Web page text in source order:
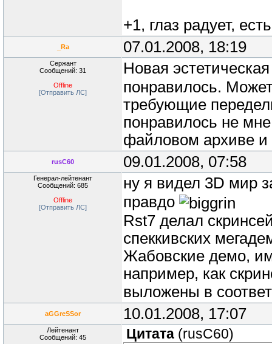
+1, глаз радует,
_Ra 07.01.2008, 18:19
Сержант
Сообщений: 31
Offline
[Отправить ЛС]
Новая
понравилось.
требующие
понравилось не
файловом архиве и
rusC60 09.01.2008, 07:58
Генерал-лейтенант
Сообщений: 685
Offline
[Отправить ЛС]
ну я видел 3D мир
правдо
Rst7 делал
спеккивских
Жабовские демо,
например, как
выложены в
aGGreSSor 10.01.2008, 17:07
Лейтенант
Сообщений: 45
Цитата (rusC60)